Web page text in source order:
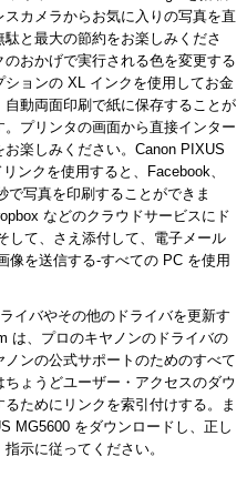
カメラからお気に入りの写真を直
と最大の節約をお楽しみくださ
おかげで実行される色を変更する
ョンの XL インクを使用してお金
動両面印刷で紙に保存することが
プリンタの画面から直接インター
楽しみください。Canon PIXUS
ンクを使用すると、Facebook、
で写真を印刷することができま
などのクラウドサービスにド
して、さえ添付して、電子メール
像を送信する-すべての PC を使用
イバやその他のドライバを更新す
は、プロのキヤノンのドライバの
ンの公式サポートのためのすべて
ょうどユーザー・アクセスのダウ
ためにリンクを索引付けする。ま
MG5600 をダウンロードし、正し
示に従ってください。